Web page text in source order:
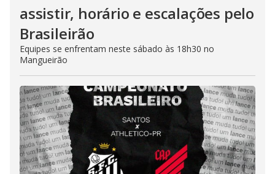
assistir, horário e escalações pelo
Brasileirão
Equipes se enfrentam neste sábado às 18h30 no
Mangueirão